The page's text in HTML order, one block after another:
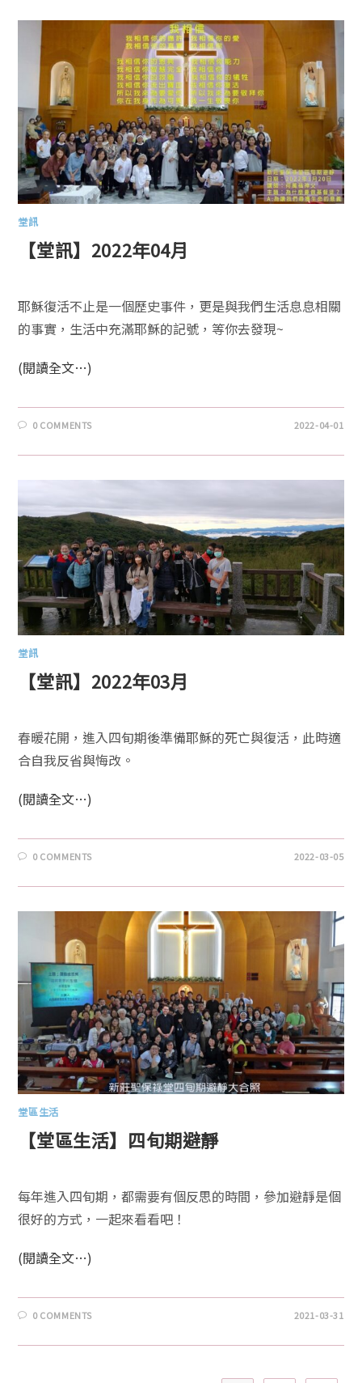
堂訊
【堂訊】2022年04月
耶穌復活不止是一個歷史事件，更是與我們生活息息相關
的事實，生活中充滿耶穌的記號，等你去發現~
(閱讀全文…)
0 COMMENTS 2022-04-01
堂訊
【堂訊】2022年03月
春暖花開，進入四旬期後準備耶穌的死亡與復活，此時適
合自我反省與悔改。
(閱讀全文…)
0 COMMENTS 2022-03-05
堂區生活
【堂區生活】四旬期避靜
每年進入四旬期，都需要有個反思的時間，參加避靜是個
很好的方式，一起來看看吧！
(閱讀全文…)
0 COMMENTS 2021-03-31